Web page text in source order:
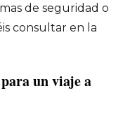
de seguridad o
consultar en la
un viaje a